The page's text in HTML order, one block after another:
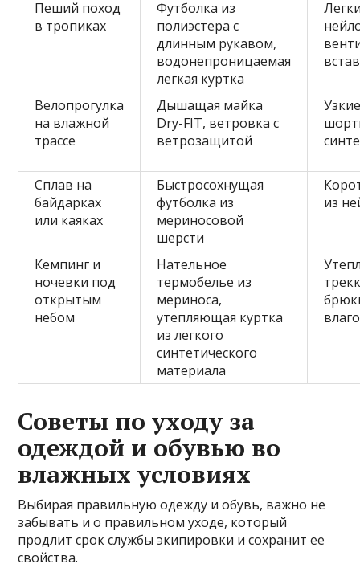
Пеший поход
в тропиках
Футболка из
полиэстера с
длинным рукавом,
водонепроницаемая
легкая куртка
Велопрогулка
на влажной
трассе
Дышащая майка
Dry-FIT, ветровка с
ветрозащитой
Сплав на
байдарках
или каяках
Быстросохнущая
футболка из
мериносовой
шерсти
из
Кемпинг и
ночевки под
открытым
небом
Нательное
термобелье из
мериноса,
утепляющая куртка
из легкого
синтетического
материала
Советы по уходу за
одеждой и обувью во
влажных условиях
Выбирая правильную одежду и обувь, важно не
забывать и о правильном уходе, который
продлит срок службы экипировки и сохранит ее
свойства.